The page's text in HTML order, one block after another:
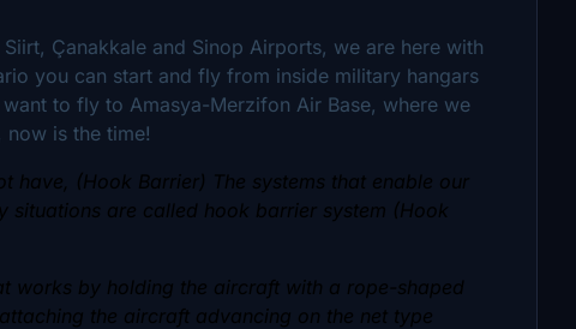
Çanakkale and Sinop Airports, we are here with
you can start and fly from inside military hangars
to fly to Amasya-Merzifon Air Base, where we
is the time!
have, (Hook Barrier) The systems that enable our
situations are called hook barrier system (Hook
works by holding the aircraft with a rope-shaped
the aircraft advancing on the net type